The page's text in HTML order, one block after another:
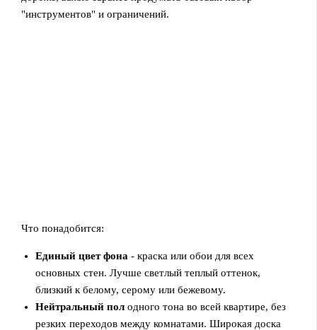
"инструментов" и ограничений.
Что понадобится:
Единый цвет фона - краска или обои для всех
основных стен. Лучше светлый теплый оттенок,
близкий к белому, серому или бежевому.
Нейтральный пол одного тона во всей квартире, без
резких переходов между комнатами. Широкая доска